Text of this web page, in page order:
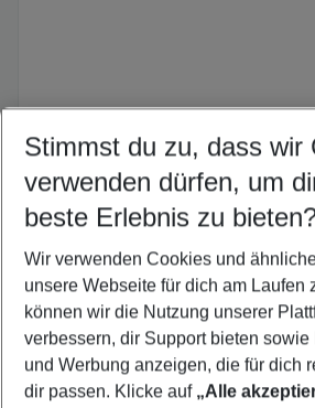
Erlebnisregion Graz im
Von Frühling bis Winter – die
verzaubert zu jeder Jahreszeit
Mehr erfahren
Stimmst du zu, dass wir
verwenden dürfen, um
beste Erlebnis zu
Wir verwenden Cookies und
unsere Webseite für dich am Laufen
können wir die Nutzung unserer
verbessern, dir Support bieten sowie
und Werbung anzeigen, die für dich
dir passen. Klicke auf „Alle